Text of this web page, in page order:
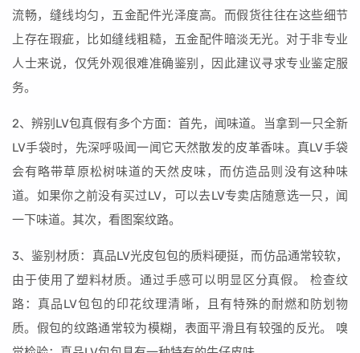
流畅，缝线均匀，五金配件光泽度高。而假货往往在这些细节
上存在瑕疵，比如缝线粗糙，五金配件暗淡无光。对于非专业
人士来说，仅凭外观很难准确鉴别，因此建议寻求专业鉴定服
务。
2、辨别LV包真假有多个方面：首先，闻味道。当拿到一只全新
LV手袋时，先深呼吸闻一闻它天然散发的皮革香味。真LV手袋
会有略带草原松树味道的天然皮味，而仿造品则没有这种味
道。如果你之前没有买过LV，可以去LV专卖店随意选一只，闻
一下味道。其次，看图案纹路。
3、鉴别材质：真品LV光皮包包的质料硬挺，而仿品通常较软，
由于使用了塑料材质。通过手感可以明显区分真假。 检查纹
路：真品LV包包的印花纹理清晰，且有特殊的耐燃和防划物
质。假包的纹路通常较为模糊，表面平滑且有较强的反光。 嗅